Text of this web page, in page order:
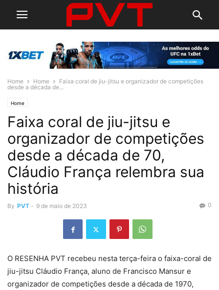
Home Home
Faixa coral de jiu-jitsu e organizador de competições
desde a década de...
Home
Faixa coral de jiu-jitsu e
organizador de competições
desde a década de 70,
Cláudio França relembra sua
história
By PVT - 9 de maio de 2023 0
O RESENHA PVT recebeu nesta terça-feira o faixa-coral de
jiu-jitsu Cláudio França, aluno de Francisco Mansur e
organizador de competições desde a década de 1970,